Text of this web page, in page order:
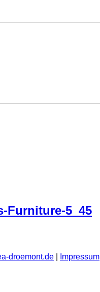
Furniture-5_45
droemont.de Impressum